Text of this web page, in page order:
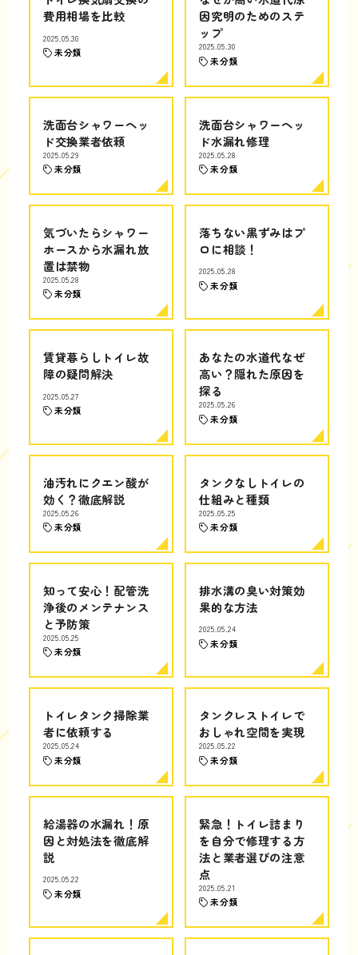
費用相場を比較
2025.05.30
未分類
因究明のためのステ
ップ
2025.05.30
未分類
洗面台シャワーヘッ
ド交換業者依頼
2025.05.29
未分類
洗面台シャワーヘッ
ド水漏れ修理
2025.05.28
未分類
気づいたらシャワー
ホースから水漏れ放
置は禁物
2025.05.28
未分類
落ちない黒ずみはプ
ロに相談！
2025.05.28
未分類
賃貸暮らしトイレ故
障の疑問解決
2025.05.27
未分類
あなたの水道代なぜ
高い？隠れた原因を
探る
2025.05.26
未分類
油汚れにクエン酸が
効く？徹底解説
2025.05.26
未分類
タンクなしトイレの
仕組みと種類
2025.05.25
未分類
知って安心！配管洗
浄後のメンテナンス
と予防策
2025.05.25
未分類
排水溝の臭い対策効
果的な方法
2025.05.24
未分類
トイレタンク掃除業
者に依頼する
2025.05.24
未分類
タンクレストイレで
おしゃれ空間を実現
2025.05.22
未分類
給湯器の水漏れ！原
因と対処法を徹底解
説
2025.05.22
未分類
緊急！トイレ詰まり
を自分で修理する方
法と業者選びの注意
点
2025.05.21
未分類